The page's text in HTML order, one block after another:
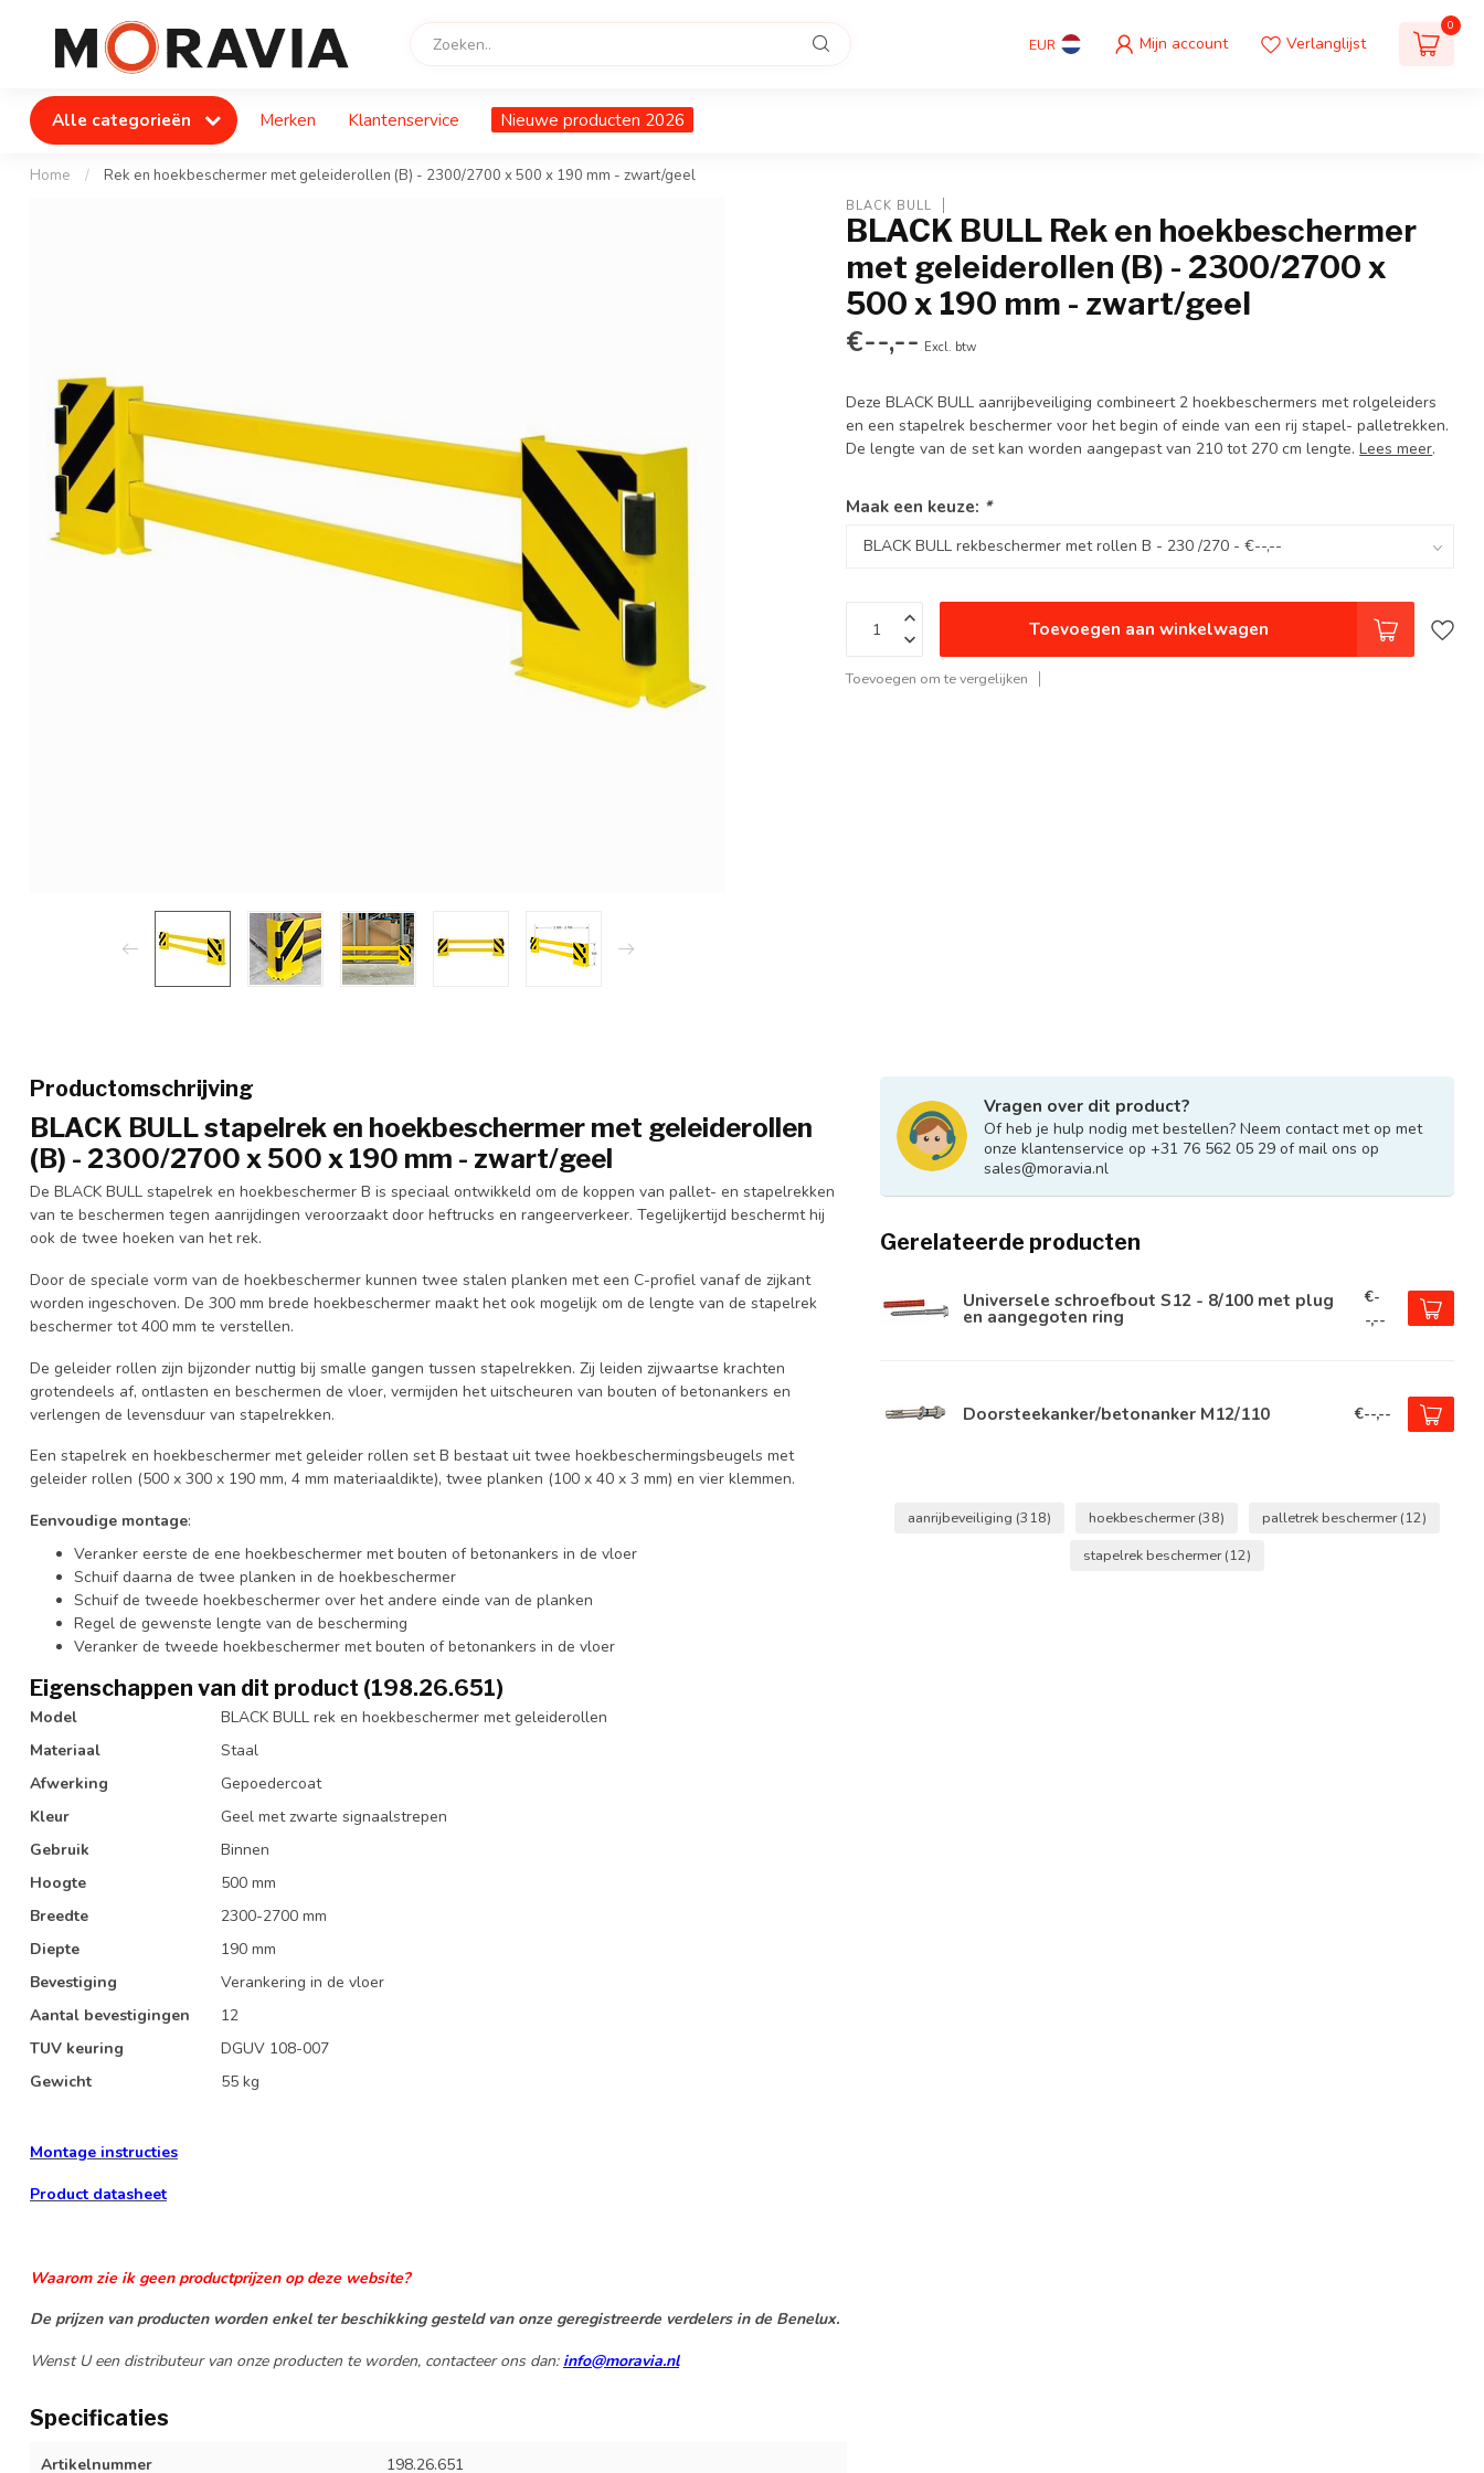
EUR Mijn account Verlanglijst
0
Alle categorieën Merken Klantenservice Nieuwe producten 2026
Home / Rek en hoekbeschermer met geleiderollen (B) - 2300/2700 x 500 x 190 mm - zwart/geel
BLACK BULL
BLACK BULL Rek en hoekbeschermer
met geleiderollen (B) - 2300/2700 x
500 x 190 mm - zwart/geel
€--,-- Excl. btw
Deze BLACK BULL aanrijbeveiliging combineert 2 hoekbeschermers met rolgeleiders
en een stapelrek beschermer voor het begin of einde van een rij stapel- palletrekken.
De lengte van de set kan worden aangepast van 210 tot 270 cm lengte.Lees meer.
Maak een keuze: *
Toevoegen aan winkelwagen
Toevoegen om te vergelijken
Productomschrijving
BLACK BULL stapelrek en hoekbeschermer met geleiderollen
(B) - 2300/2700 x 500 x 190 mm - zwart/geel
De BLACK BULL stapelrek en hoekbeschermer B is speciaal ontwikkeld om de koppen van pallet- en stapelrekken
van te beschermen tegen aanrijdingen veroorzaakt door heftrucks en rangeerverkeer. Tegelijkertijd beschermt hij
ook de twee hoeken van het rek.
Door de speciale vorm van de hoekbeschermer kunnen twee stalen planken met een C-profiel vanaf de zijkant
worden ingeschoven. De 300 mm brede hoekbeschermer maakt het ook mogelijk om de lengte van de stapelrek
beschermer tot 400 mm te verstellen.
De geleider rollen zijn bijzonder nuttig bij smalle gangen tussen stapelrekken. Zij leiden zijwaartse krachten
grotendeels af, ontlasten en beschermen de vloer, vermijden het uitscheuren van bouten of betonankers en
verlengen de levensduur van stapelrekken.
Een stapelrek en hoekbeschermer met geleider rollen set B bestaat uit twee hoekbeschermingsbeugels met
geleider rollen (500 x 300 x 190 mm, 4 mm materiaaldikte), twee planken (100 x 40 x 3 mm) en vier klemmen.
Eenvoudige montage:
Veranker eerste de ene hoekbeschermer met bouten of betonankers in de vloer
Schuif daarna de twee planken in de hoekbeschermer
Schuif de tweede hoekbeschermer over het andere einde van de planken
Regel de gewenste lengte van de bescherming
Veranker de tweede hoekbeschermer met bouten of betonankers in de vloer
Eigenschappen van dit product (198.26.651)
Model
BLACK BULL rek en hoekbeschermer met geleiderollen
Materiaal
Staal
Afwerking
Gepoedercoat
Kleur
Geel met zwarte signaalstrepen
Gebruik
Binnen
Hoogte
500 mm
Breedte
2300-2700 mm
Diepte
190 mm
Bevestiging
Verankering in de vloer
Aantal bevestigingen
12
TUV keuring
DGUV 108-007
Gewicht
55 kg
Montage instructies
Product datasheet
Waarom zie ik geen productprijzen op deze website?
De prijzen van producten worden enkel ter beschikking gesteld van onze geregistreerde verdelers in de Benelux.
Wenst U een distributeur van onze producten te worden, contacteer ons dan: info@moravia.nl
Specificaties
Artikelnummer 198.26.651
Vragen over dit product?
Of heb je hulp nodig met bestellen? Neem contact met op met
onze klantenservice op +31 76 562 05 29 of mail ons op
sales@moravia.nl
Gerelateerde producten
Universele schroefbout S12 - 8/100 met plug
en aangegoten ring
€-
-,--
Doorsteekanker/betonanker M12/110 €--,--
aanrijbeveiliging (318) hoekbeschermer(38) palletrek beschermer(12)
stapelrek beschermer(12)